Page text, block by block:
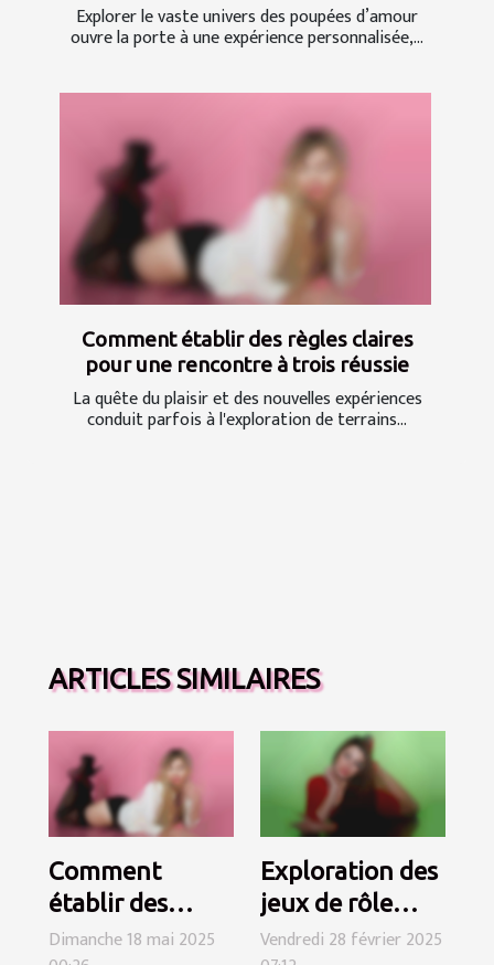
Explorer le vaste univers des poupées d’amour
ouvre la porte à une expérience personnalisée,...
Comment établir des règles claires
pour une rencontre à trois réussie
La quête du plaisir et des nouvelles expériences
conduit parfois à l'exploration de terrains...
ARTICLES SIMILAIRES
Comment
établir des
règles claires
Dimanche 18 mai 2025
Exploration des
jeux de rôle
érotiques :
Vendredi 28 février 2025